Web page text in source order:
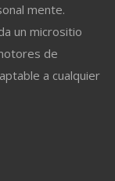
mente.
un micrositio
de
a cualquier